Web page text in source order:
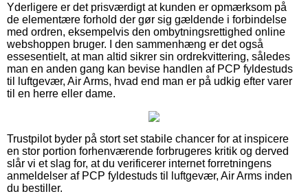
Yderligere er det prisværdigt at kunden er opmærksom på
de elementære forhold der gør sig gældende i forbindelse
med ordren, eksempelvis den ombytningsrettighed online
webshoppen bruger. I den sammenhæng er det også
essesentielt, at man altid sikrer sin ordrekvittering, således
man en anden gang kan bevise handlen af PCP fyldestuds
til luftgevær, Air Arms, hvad end man er på udkig efter varer
til en herre eller dame.
Trustpilot byder på stort set stabile chancer for at inspicere
en stor portion forhenværende forbrugeres kritik og derved
slår vi et slag for, at du verificerer internet forretningens
anmeldelser af PCP fyldestuds til luftgevær, Air Arms inden
du bestiller.